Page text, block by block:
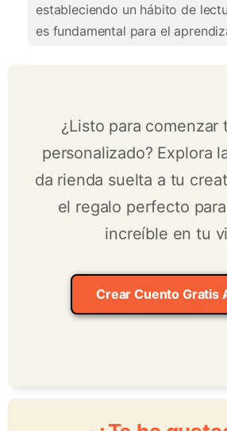
estableciendo un hábito de
es fundamental para el
¿Listo para comenzar
personalizado? Explora
da rienda suelta a tu
el regalo perfecto
increíble en tu
Crear Cuento Gratis